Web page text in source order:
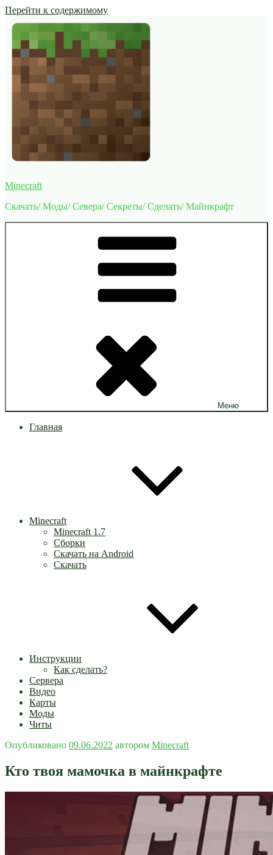
Перейти к содержимому
Minecraft
Скачать/ Моды/ Севера/ Секреты/ Сделать/ Майнкрафт
Меню
Главная
Minecraft
Minecraft 1.7
Сборки
Скачать на Android
Скачать
Инструкции
Как сделать?
Сервера
Видео
Карты
Моды
Читы
Опубликовано 09.06.2022 автором Minecraft
Кто твоя мамочка в майнкрафте